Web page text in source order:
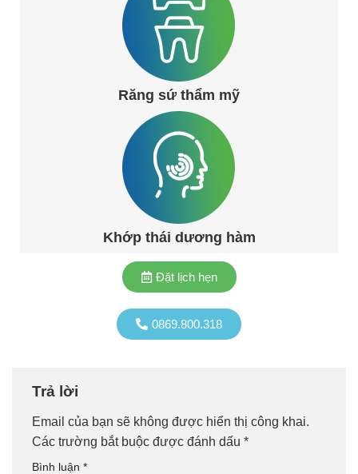
Răng sứ thẩm mỹ
Khớp thái dương hàm
0869.800.318
Đặt lịch hẹn
Trả lời
Email của bạn sẽ không được hiển thị công khai.
Các trường bắt buộc được đánh dấu *
Bình luận *